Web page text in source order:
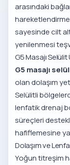
arasındaki
sayesinde cilt
yenilenmesi
G5 Masajı
G5 masajı
olan dolaşım
Selülitli
lenfatik drenaj
süreçleri
hafiflemesine
Dolaşım ve
Yoğun titreşim